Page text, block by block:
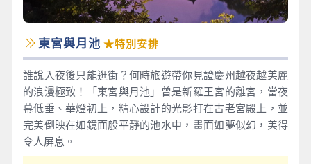
東宮與月池 ★特別安排
誰說入夜後只能逛街？何時旅遊帶你見證慶州越夜越美麗
的浪漫極致！「東宮與月池」曾是新羅王宮的離宮，當夜
幕低垂、華燈初上，精心設計的光影打在古老宮殿上，並
完美倒映在如鏡面般平靜的池水中，畫面如夢似幻，美得
令人屏息。